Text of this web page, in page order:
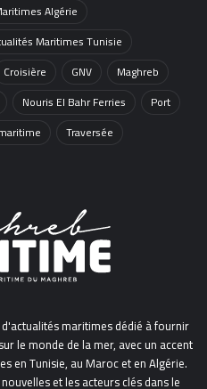
Algérie
Maritimes Tunisie
Croisière GNV
Maghreb
Nouris El Bahr Ferries
Port
Traversée
maritimes dédié à fournir
le monde de la mer, avec un accent
en Tunisie, au Maroc et en Algérie.
et les acteurs clés dans le